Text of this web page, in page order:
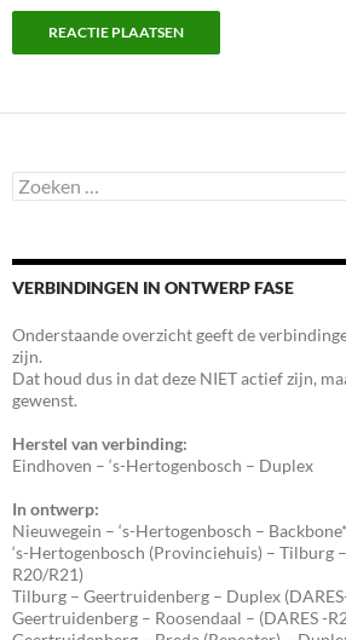
Zoeken
naar:
VERBINDINGEN IN ONTWERP FASE
Onderstaande overzicht geeft de
zijn.
Dat houd dus in dat deze NIET actief zijn,
gewenst.
Herstel van verbinding:
Eindhoven – ‘s-Hertogenbosch – Duplex
In ontwerp:
Nieuwegein – ‘s-Hertogenbosch – Backbone*
‘s-Hertogenbosch (Provinciehuis) – Tilburg
R20/R21)
Tilburg – Geertruidenberg – Duplex
Geertruidenberg – Roosendaal – (DARES -